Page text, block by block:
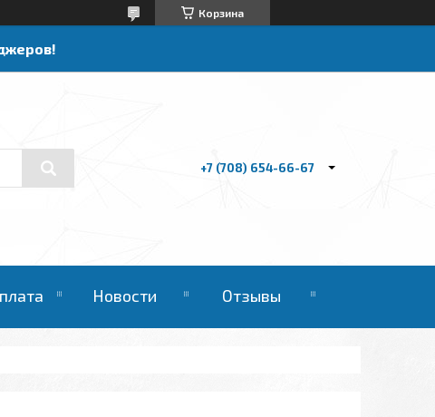
Корзина
+7 (708) 654-66-67
Новости Отзывы